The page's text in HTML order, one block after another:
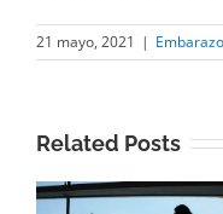
21 mayo, 2021 | Embarazo
Related Posts